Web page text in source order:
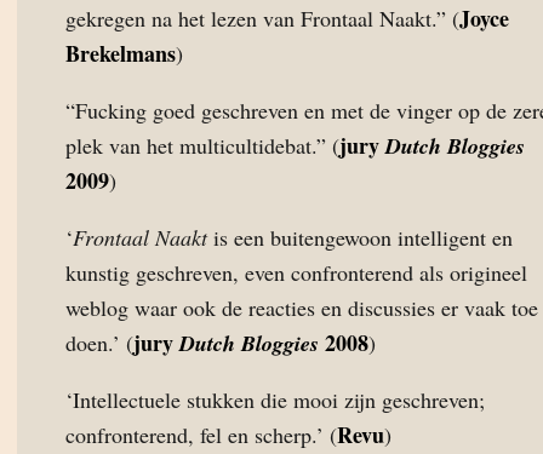
gekregen na het lezen van Frontaal Naakt.” (Joyce
Brekelmans)
“Fucking goed geschreven en met de vinger op de
plek van het multicultidebat.” (juryDutch Bloggies
2009)
‘Frontaal Naaktis een buitengewoon intelligent en
kunstig geschreven, even confronterend als origineel
weblog waar ook de reacties en discussies er vaak toe
doen.’ (juryDutch Bloggies 2008)
‘Intellectuele stukken die mooi zijn geschreven;
confronterend, fel en scherp.’ (Revu)